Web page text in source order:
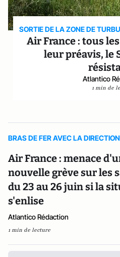
SORTIE DE LA ZONE DE
Air France : tous
leur préavis, le
Atlantico
1 min de
BRAS DE FER AVEC LA DIRECTION
Air France : menace
nouvelle grève sur les
du 23 au 26 juin si la
s'enlise
Atlantico Rédaction
1 min de lecture